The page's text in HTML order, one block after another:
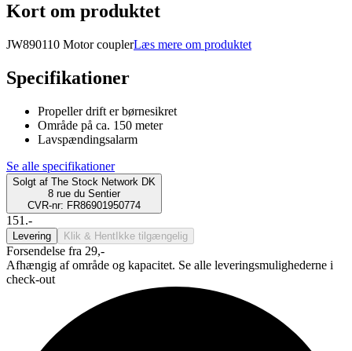
Kort om produktet
JW890110 Motor couplerLæs mere om produktet
Specifikationer
Propeller drift er børnesikret
Område på ca. 150 meter
Lavspændingsalarm
Se alle specifikationer
Solgt af The Stock Network DK
8 rue du Sentier
CVR-nr: FR86901950774
151.-
Levering Klik & Hent Ikke tilgængelig
Forsendelse fra 29,-
Afhængig af område og kapacitet. Se alle leveringsmulighederne i
check-out